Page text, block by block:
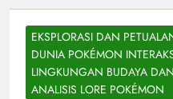
EKSPLORASI DAN
DUNIA POKÉMON
LINGKUNGAN BUDAYA
ANALISIS LORE POKÉMON